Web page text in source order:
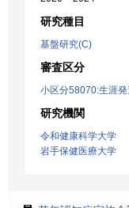
研究種目
基盤研究(C)
審査区分
小区分58070:生涯
研究機関
令和健康科学大学
岩手保健医療大学